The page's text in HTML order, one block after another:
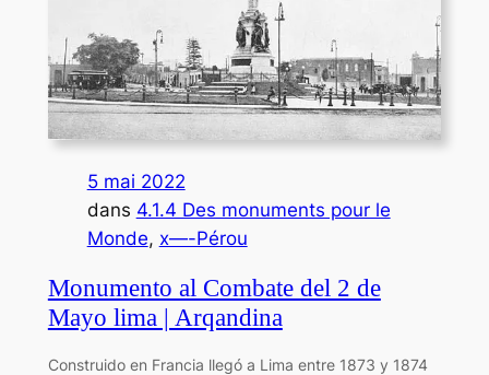
5 mai 2022
dans 4.1.4 Des monuments pour le
Monde, x—-Pérou
Monumento al Combate del 2 de
Mayo lima | Arqandina
Construido en Francia llegó a Lima entre 1873 y 1874